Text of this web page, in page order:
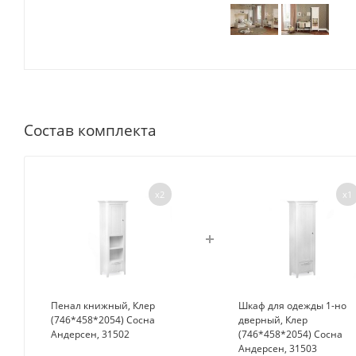
Состав комплекта
x2
Пенал книжный, Клер
(746*458*2054) Сосна
Андерсен, 31502
x1
Шкаф для одежды 1-но
дверный, Клер
(746*458*2054) Сосна
Андерсен, 31503